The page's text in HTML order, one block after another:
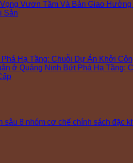
Vươn Tầm Và Bản Giao
Sản
Hạ Tầng: Chuỗi Dự Án Khởi
ở Quảng Ninh Bứt Phá Hạ Tầng:
sâu 8 nhóm cơ chế chính sách đặc